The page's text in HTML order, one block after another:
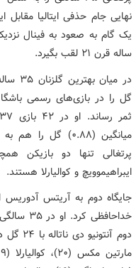
نهایی جام حذفی ایتالیا
ساله قرن ۲۱ لقب بگیرد.
گل را در بازی‌های رسمی
میانگین (۰.۸۸)
پرتغالی تنها دو بازیکن
ایبراهیموویچ و کوالیارلا هستند.
جایگاه دوم به آریتس